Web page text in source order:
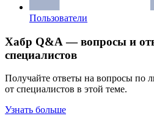
Пользователи
Хабр Q&A — вопросы и
специалистов
Получайте ответы на вопросы по
от специалистов в этой теме.
Узнать больше